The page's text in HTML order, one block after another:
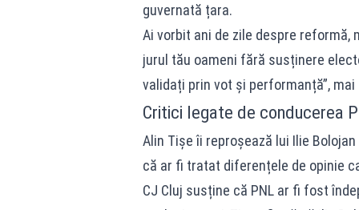
guvernată țara.
Ai vorbit ani de zile despre
jurul tău oameni fără susținere
validați prin vot și performanță”,
Critici legate de conducerea
Alin Tișe îi reproșează lui Ilie
că ar fi tratat diferențele de opinie
CJ Cluj susține că PNL ar fi fost